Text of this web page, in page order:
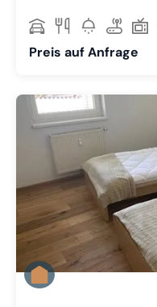
Preis auf Anfrage